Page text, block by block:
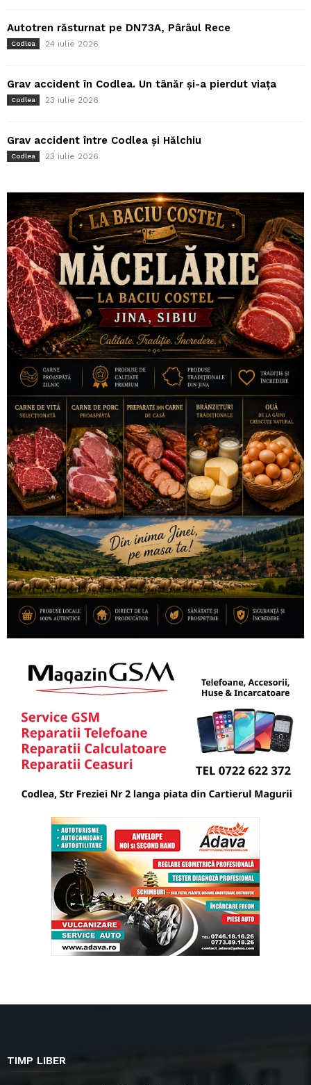
Autotren răsturnat pe DN73A, Pârâul Rece
Codlea 24 iulie 2026
Grav accident în Codlea. Un tânăr și-a pierdut viața
Codlea 23 iulie 2026
Grav accident între Codlea și Hălchiu
Codlea 23 iulie 2026
TIMP LIBER